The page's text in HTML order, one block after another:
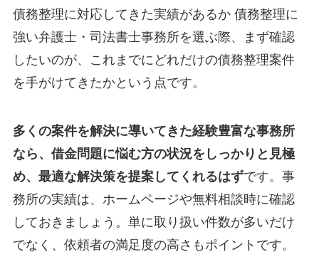
債務整理に対応してきた実績があるか 債務整理に
強い弁護士・司法書士事務所を選ぶ際、まず確認
したいのが、これまでにどれだけの債務整理案件
を手がけてきたかという点です。
多くの案件を解決に導いてきた経験豊富な事務所
なら、借金問題に悩む方の状況をしっかりと見極
め、最適な解決策を提案してくれるはずです。事
務所の実績は、ホームページや無料相談時に確認
しておきましょう。単に取り扱い件数が多いだけ
でなく、依頼者の満足度の高さもポイントです。